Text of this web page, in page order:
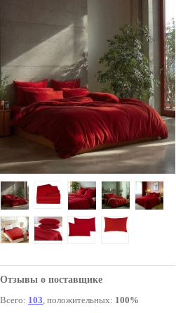
Отзывы о поставщике
Всего: 103, положительных: 100%